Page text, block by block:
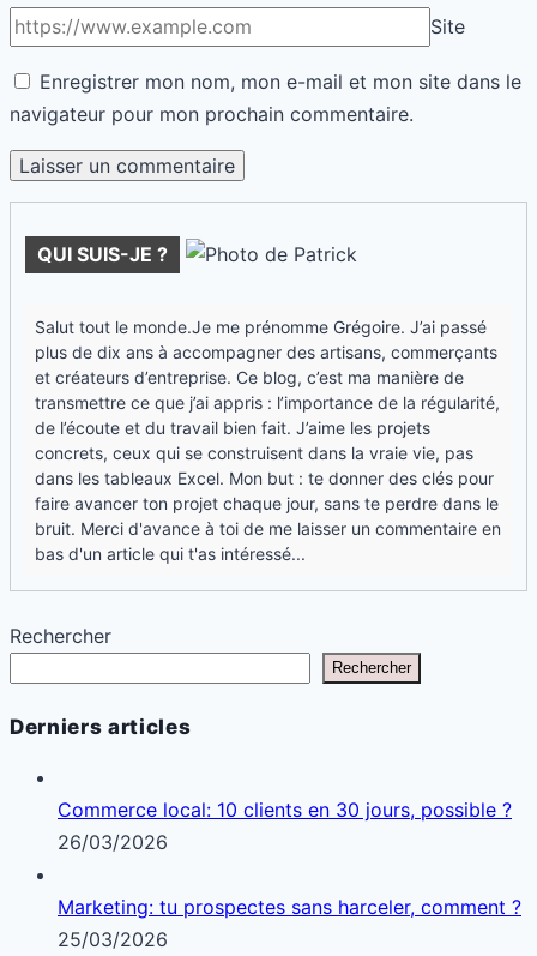
Site
Enregistrer mon nom, mon e-mail et mon site dans le
navigateur pour mon prochain commentaire.
QUI SUIS-JE ?
Salut tout le monde.Je me prénomme Grégoire. J’ai passé
plus de dix ans à accompagner des artisans, commerçants
et créateurs d’entreprise. Ce blog, c’est ma manière de
transmettre ce que j’ai appris : l’importance de la régularité,
de l’écoute et du travail bien fait. J’aime les projets
concrets, ceux qui se construisent dans la vraie vie, pas
dans les tableaux Excel. Mon but : te donner des clés pour
faire avancer ton projet chaque jour, sans te perdre dans le
bruit. Merci d'avance à toi de me laisser un commentaire en
bas d'un article qui t'as intéressé...
Rechercher
Rechercher
Derniers articles
Commerce local: 10 clients en 30 jours, possible ?
26/03/2026
Marketing: tu prospectes sans harceler, comment ?
25/03/2026